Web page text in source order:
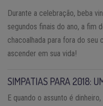
Durante a celebração, beba
segundos finais do ano, a fim
chacoalhada para fora do seu
ascender em sua vida!
SIMPATIAS PARA 2018:
E quando o assunto é